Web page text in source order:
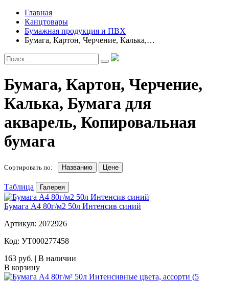
Главная
Канцтовары
Бумажная продукция и ПВХ
Бумага, Картон, Черчение, Калька,…
Бумага, Картон, Черчение,
Калька, Бумага для
акварель, Копировальная
бумага
Сортировать по: Названию Цене
Таблица Галерея
Бумага А4 80г/м2 50л Интенсив синий
Артикул: 2072926
Код: УТ000277458
163 руб. | В наличии
В корзину